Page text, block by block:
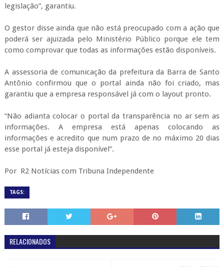
legislação”, garantiu.
O gestor disse ainda que não está preocupado com a ação que
poderá ser ajuizada pelo Ministério Público porque ele tem
como comprovar que todas as informações estão disponíveis.
A assessoria de comunicação da prefeitura da Barra de Santo
Antônio confirmou que o portal ainda não foi criado, mas
garantiu que a empresa responsável já com o layout pronto.
“Não adianta colocar o portal da transparência no ar sem as
informações. A empresa está apenas colocando as
informações e acredito que num prazo de no máximo 20 dias
esse portal já esteja disponível”.
Por R2 Notícias com Tribuna Independente
TAGS:
RELACIONADOS